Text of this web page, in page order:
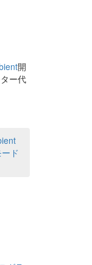
開
ー代
ド